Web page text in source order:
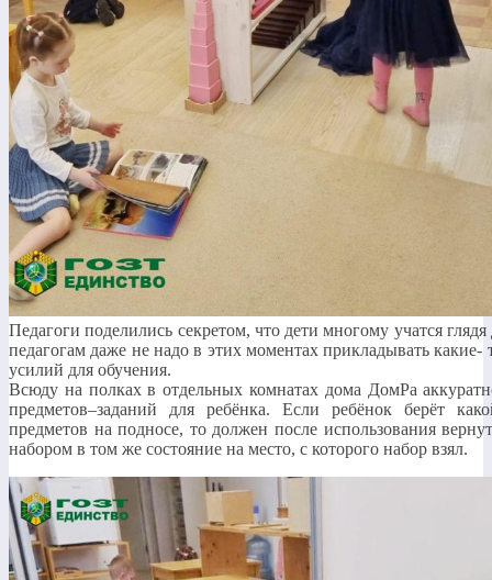
Педагоги поделились секретом, что дети многому учатся
педагогам даже не надо в этих моментах прикладывать какие-
усилий для обучения.
Всюду на полках в отдельных комнатах дома ДомРа
предметов–заданий для ребёнка. Если ребёнок берёт
предметов на подносе, то должен после использования
набором в том же состояние на место, с которого набор взял.